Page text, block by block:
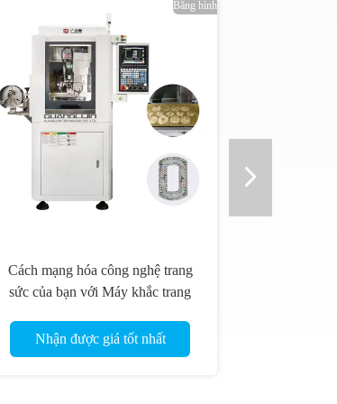
Băng hình
Máy chế tạo đồ trang sức tự động
Công cụ trải nghiệm hiệu quả
5 trục cho đồ trang sức Máy xay
khắc CNC
Nhận được giá tốt nhất